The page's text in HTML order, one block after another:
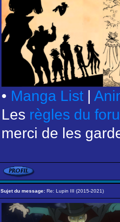
• Manga List |
Les règles du
merci de les
Sujet du message: Re: Lupin III (2015-2021)